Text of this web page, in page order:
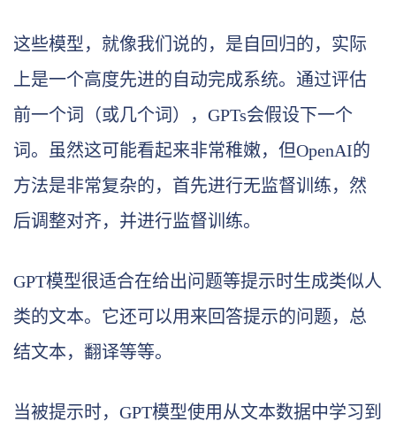
这些模型，就像我们说的，是自回归的，实际
上是一个高度先进的自动完成系统。通过评估
前一个词（或几个词），GPTs会假设下一个
词。虽然这可能看起来非常稚嫩，但OpenAI的
方法是非常复杂的，首先进行无监督训练，然
后调整对齐，并进行监督训练。
GPT模型很适合在给出问题等提示时生成类似人
类的文本。它还可以用来回答提示的问题，总
结文本，翻译等等。
当被提示时，GPT模型使用从文本数据中学习到